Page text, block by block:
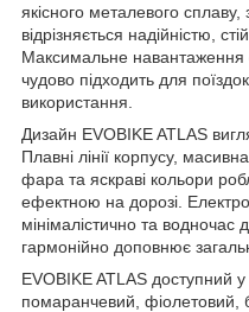
якісного металевого сплаву,
відрізняється надійністю,
Максимальне навантаження
чудово підходить для
використання.
Дизайн EVOBIKE ATLAS
Плавні лінії корпусу,
фара та яскраві кольори
ефектною на дорозі.
мінімалістично та
гармонійно доповнює
EVOBIKE ATLAS доступний у
помаранчевий, фіолетовий,